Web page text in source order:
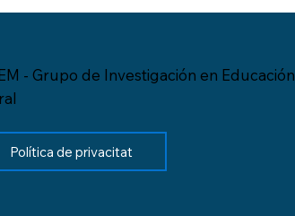
- Grupo de Investigación en Educación
Política de privacitat